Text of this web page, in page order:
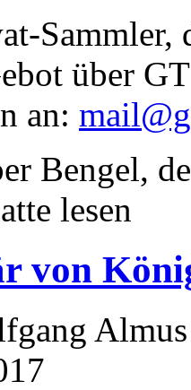
Sammler,
über
an:
Bengel,
lesen
von
Almus